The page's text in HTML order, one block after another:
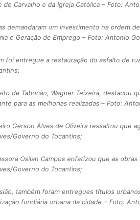
de Carvalho e da Igreja Católica – Foto:
demandaram um investimento na ordem
e Geração de Emprego – Foto: Antonio
foi entregue a restauração do asfalto de
de Tabocão, Wagner Teixeira, destacou
para as melhorias realizadas – Foto:
Gerson Alves de Oliveira ressaltou que
Governo do Tocantins;
Osilan Campos enfatizou que as
Governo do Tocantins;
também foram entregues títulos
fundiária urbana da cidade – Foto: